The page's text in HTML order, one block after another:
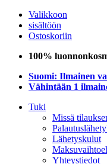
Valikkoon
sisältöön
Ostoskoriin
100%
Suomi: Ilmainen
Vähintään 1
Tuki
Missä
Lähetyskulut
Yhteystiedot